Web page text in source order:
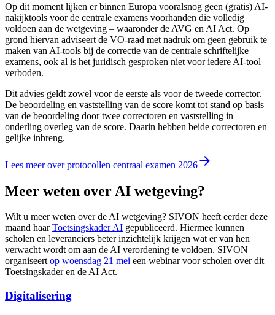
Op dit moment lijken er binnen Europa vooralsnog geen (gratis) AI-
nakijktools voor de centrale examens voorhanden die volledig
voldoen aan de wetgeving – waaronder de AVG en AI Act. Op
grond hiervan adviseert de VO-raad met nadruk om geen gebruik te
maken van AI-tools bij de correctie van de centrale schriftelijke
examens, ook al is het juridisch gesproken niet voor iedere AI-tool
verboden.
Dit advies geldt zowel voor de eerste als voor de tweede corrector.
De beoordeling en vaststelling van de score komt tot stand op basis
van de beoordeling door twee correctoren en vaststelling in
onderling overleg van de score. Daarin hebben beide correctoren en
gelijke inbreng.
Lees meer over protocollen centraal examen 2026
Meer weten over AI wetgeving?
Wilt u meer weten over de AI wetgeving? SIVON heeft eerder deze
maand haarToetsingskader AI gepubliceerd. Hiermee kunnen
scholen en leveranciers beter inzichtelijk krijgen wat er van hen
verwacht wordt om aan de AI verordening te voldoen. SIVON
organiseertop woensdag 21 mei een webinar voor scholen over dit
Toetsingskader en de AI Act.
Digitalisering